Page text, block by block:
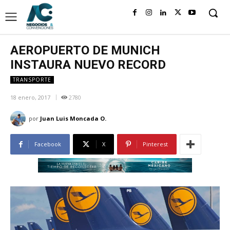
AEROPUERTO DE MUNICH
INSTAURA NUEVO RECORD
TRANSPORTE
18 enero, 2017 2780
por Juan Luis Moncada O.
Facebook X Pinterest